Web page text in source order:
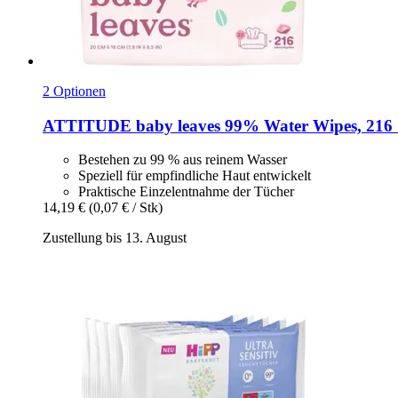
2 Optionen
ATTITUDE baby leaves 99% Water Wipes, 216
Bestehen zu 99 % aus reinem Wasser
Speziell für empfindliche Haut entwickelt
Praktische Einzelentnahme der Tücher
14,19 € (0,07 € / Stk)
Zustellung bis 13. August